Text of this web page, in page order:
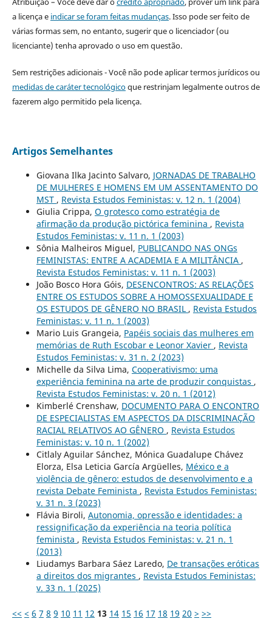
a licença e indicar se foram feitas mudanças. Isso pode ser feito de
várias formas sem, no entanto, sugerir que o licenciador (ou
licenciante) tenha aprovado o uso em questão.
Sem restrições adicionais - Você não pode aplicar termos jurídicos ou
medidas de caráter tecnológicoque restrinjam legalmente outros de
fazerem algo permitido pela licença.
Artigos Semelhantes
Giovana Ilka Jacinto Salvaro, JORNADAS DE TRABALHO
DE MULHERES E HOMENS EM UM ASSENTAMENTO DO
MST , Revista Estudos Feministas: v. 12 n. 1 (2004)
Giulia Crippa, O grotesco como estratégia de
afirmação da produção pictórica feminina , Revista
Estudos Feministas: v. 11 n. 1 (2003)
Sônia Malheiros Miguel, PUBLICANDO NAS ONGs
FEMINISTAS: ENTRE A ACADEMIA E A MILITÂNCIA ,
Revista Estudos Feministas: v. 11 n. 1 (2003)
João Bosco Hora Góis, DESENCONTROS: AS RELAÇÕES
ENTRE OS ESTUDOS SOBRE A HOMOSSEXUALIDADE E
OS ESTUDOS DE GÊNERO NO BRASIL , Revista Estudos
Feministas: v. 11 n. 1 (2003)
Mario Luis Grangeia, Papéis sociais das mulheres em
memórias de Ruth Escobar e Leonor Xavier , Revista
Estudos Feministas: v. 31 n. 2 (2023)
Michelle da Silva Lima, Cooperativismo: uma
experiência feminina na arte de produzir conquistas ,
Revista Estudos Feministas: v. 20 n. 1 (2012)
Kimberlé Crenshaw, DOCUMENTO PARA O ENCONTRO
DE ESPECIALISTAS EM ASPECTOS DA DISCRIMINAÇÃO
RACIAL RELATIVOS AO GÊNERO , Revista Estudos
Feministas: v. 10 n. 1 (2002)
Citlaly Aguilar Sánchez, Mónica Guadalupe Chávez
Elorza, Elsa Leticia García Argüelles, México e a
violência de gênero: estudos de desenvolvimento e a
revista Debate Feminista , Revista Estudos Feministas:
v. 31 n. 3 (2023)
Flávia Biroli, Autonomia, opressão e identidades: a
ressignificação da experiência na teoria política
feminista , Revista Estudos Feministas: v. 21 n. 1
(2013)
Liudamys Barbara Sáez Laredo, De transações eróticas
a direitos dos migrantes , Revista Estudos Feministas:
v. 33 n. 1 (2025)
<< < 6 7 8 9 10 11 12 13 14 15 16 17 18 19 20 > >>